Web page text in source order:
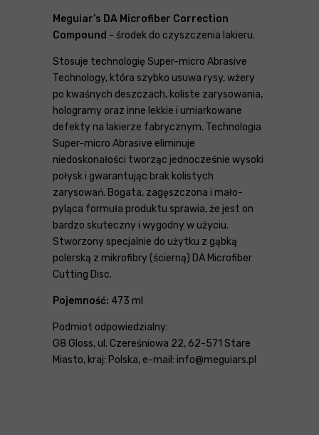
Meguiar’s DA Microfiber Correction
Compound - środek do czyszczenia lakieru.
Stosuje technologię Super-micro Abrasive
Technology, która szybko usuwa rysy, wżery
po kwaśnych deszczach, koliste zarysowania,
hologramy oraz inne lekkie i umiarkowane
defekty na lakierze fabrycznym. Technologia
Super-micro Abrasive eliminuje
niedoskonałości tworząc jednocześnie wysoki
połysk i gwarantując brak kolistych
zarysowań. Bogata, zagęszczona i mało-
pyląca formuła produktu sprawia, że jest on
bardzo skuteczny i wygodny w użyciu.
Stworzony specjalnie do użytku z gąbką
polerską z mikrofibry (ścierną) DA Microfiber
Cutting Disc.
Pojemność: 473 ml
Podmiot odpowiedzialny:
G8 Gloss, ul. Czereśniowa 22, 62-571 Stare
Miasto, kraj: Polska, e-mail: info@meguiars.pl